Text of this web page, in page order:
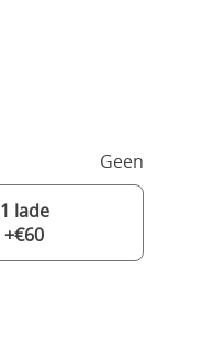
Geen
1 lade
+€60